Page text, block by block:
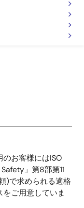
お客様にはISO
」第8部第11
)で求められる適格
ご用意していま